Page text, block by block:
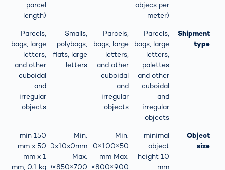
objecs per
meter)
parcel
length)
Shipment
type
Parcels,
bags, large
letters,
palettes
and other
cuboidal
and
irregular
objects
Parcels,
bags, large
letters,
and other
cuboidal
and
irregular
objects
Smalls,
polybags,
flats, large
letters
Parcels,
bags, large
letters,
and other
cuboidal
and
irregular
objects
Object
size
minimal
object
height 10
mm
Min.
100×100×50
mm Max.
1350×800×900
Min.
10x10x0mm
Max.
1200×850×700
min 150
mm x 50
mm x 1
mm, 0.1 kg